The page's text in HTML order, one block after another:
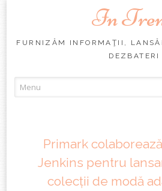
In
FURNIZĂM INFORMAŢII,
DEZBATERI
to
Primark
Jenkins pentru
colecții de modă